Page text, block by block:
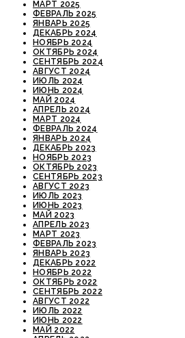
МАРТ 2025
ФЕВРАЛЬ 2025
ЯНВАРЬ 2025
ДЕКАБРЬ 2024
НОЯБРЬ 2024
ОКТЯБРЬ 2024
СЕНТЯБРЬ 2024
АВГУСТ 2024
ИЮЛЬ 2024
ИЮНЬ 2024
МАЙ 2024
АПРЕЛЬ 2024
МАРТ 2024
ФЕВРАЛЬ 2024
ЯНВАРЬ 2024
ДЕКАБРЬ 2023
НОЯБРЬ 2023
ОКТЯБРЬ 2023
СЕНТЯБРЬ 2023
АВГУСТ 2023
ИЮЛЬ 2023
ИЮНЬ 2023
МАЙ 2023
АПРЕЛЬ 2023
МАРТ 2023
ФЕВРАЛЬ 2023
ЯНВАРЬ 2023
ДЕКАБРЬ 2022
НОЯБРЬ 2022
ОКТЯБРЬ 2022
СЕНТЯБРЬ 2022
АВГУСТ 2022
ИЮЛЬ 2022
ИЮНЬ 2022
МАЙ 2022